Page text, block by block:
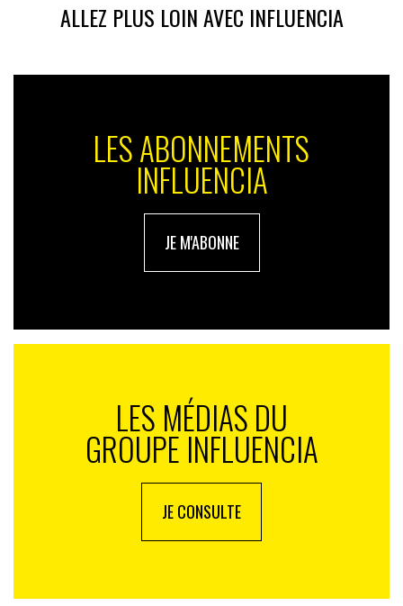
ALLEZ PLUS LOIN AVEC INFLUENCIA
LES ABONNEMENTS
INFLUENCIA
JE M'ABONNE
LES MÉDIAS DU
GROUPE INFLUENCIA
JE CONSULTE